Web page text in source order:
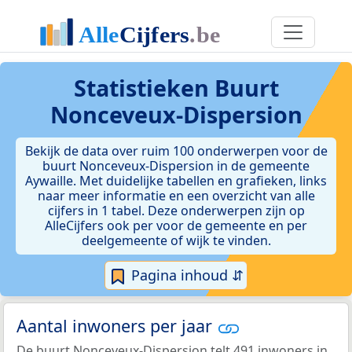
Statistieken Buurt
Nonceveux-Dispersion
Bekijk de data over ruim 100 onderwerpen voor de
buurt Nonceveux-Dispersion in de gemeente
Aywaille. Met duidelijke tabellen en grafieken, links
naar meer informatie en een overzicht van alle
cijfers in 1 tabel. Deze onderwerpen zijn op
AlleCijfers ook per voor de gemeente en per
deelgemeente of wijk te vinden.
Pagina inhoud ⇵
Aantal inwoners per jaar